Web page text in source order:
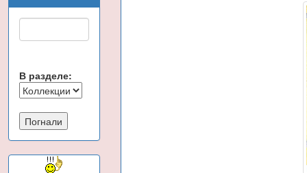
В разделе: